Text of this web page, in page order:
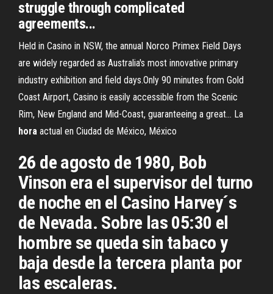
struggle through complicated
agreements...
Held in Casino in NSW, the annual Norco Primex Field Days
are widely regarded as Australia's most innovative primary
industry exhibition and field days.Only 90 minutes from Gold
Coast Airport, Casino is easily accessible from the Scenic
Rim, New England and Mid-Coast, guaranteeing a great... La
hora actual en Ciudad de México, México
26 de agosto de 1980, Bob
Vinson era el supervisor del turno
de noche en el Casino Harvey´s
de Nevada. Sobre las 05:30 el
hombre se queda sin tabaco y
baja desde la tercera planta por
las escaleras.